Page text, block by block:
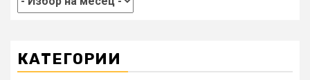
КАТЕГОРИИ